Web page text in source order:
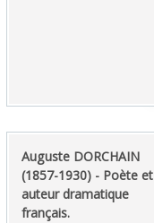
‎Auguste DORCHAIN
(1857-1930) - Poète et
auteur dramatique
français.‎